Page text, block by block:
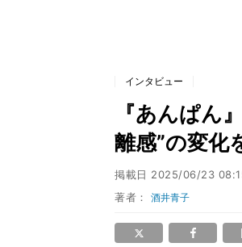
インタビュー
『あんぱん
離感”の変化
掲載日 2025/06/23
著者：酒井青子